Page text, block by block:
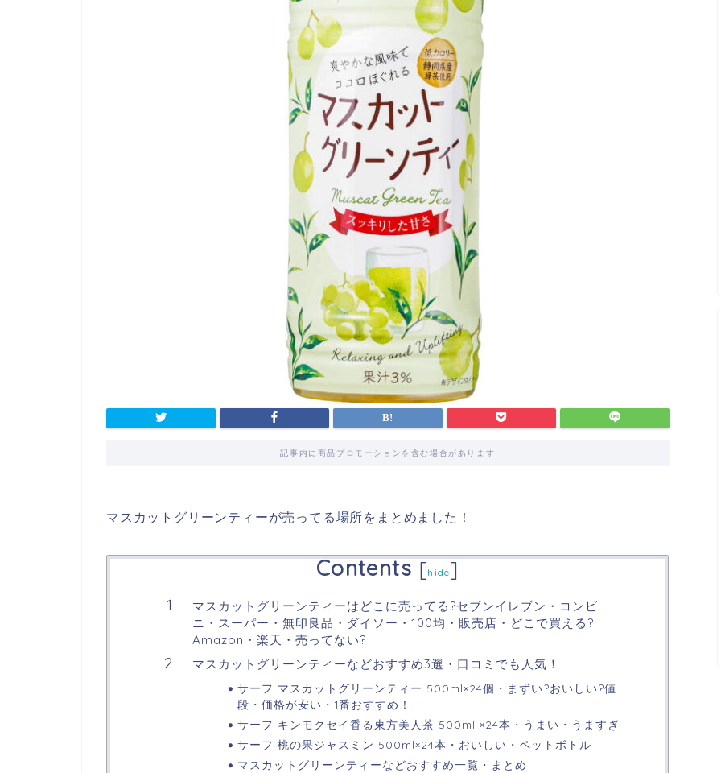
記事内に商品プロモーションを含む場合があります
マスカットグリーンティーが売ってる場所をまとめました！
Contents [hide]
マスカットグリーンティーはどこに売ってる?セブンイレブン・コンビ
ニ・スーパー・無印良品・ダイソー・100均・販売店・どこで買える?
Amazon・楽天・売ってない?
マスカットグリーンティーなどおすすめ3選・口コミでも人気！
サーフ マスカットグリーンティー 500ml×24個・まずい?おいしい?値
段・価格が安い・1番おすすめ！
サーフ キンモクセイ香る東方美人茶 500ml ×24本・うまい・うますぎ
サーフ 桃の果ジャスミン 500ml×24本・おいしい・ペットボトル
マスカットグリーンティーなどおすすめ一覧・まとめ